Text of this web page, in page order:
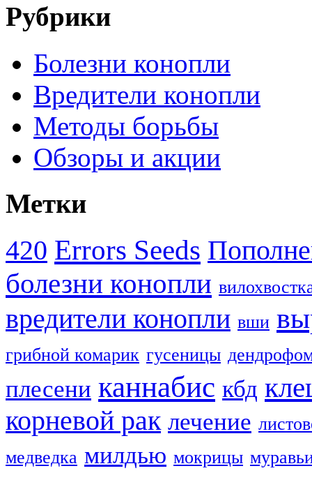
Рубрики
Болезни конопли
Вредители конопли
Методы борьбы
Обзоры и акции
Метки
420 Errors Seeds
болезни конопли
вредители конопли вши
грибной комарик гусеницы
плесени каннабис кбд
корневой рак лечение
медведка милдью мокрицы